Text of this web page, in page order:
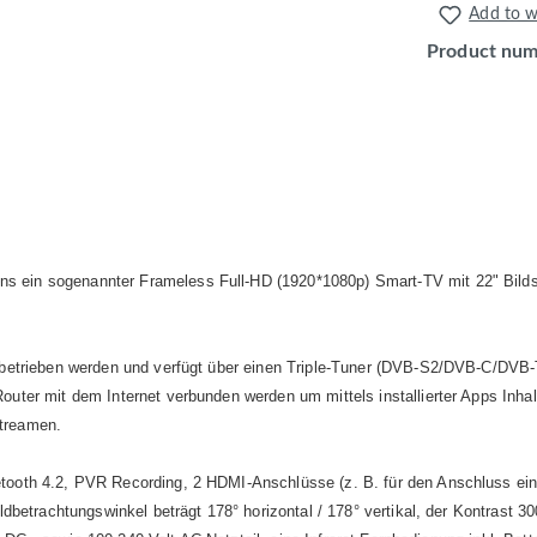
Add to
Product
ein sogenannter Frameless Full-HD (1920*1080p) Smart-TV mit 22"
werden und verfügt über einen Triple-Tuner (DVB-S2/DVB-C/
mit dem Internet verbunden werden um mittels installierter Apps
4.2, PVR Recording, 2 HDMI-Anschlüsse (z. B. für den Anschluss
beträgt 178° horizontal / 178° vertikal, der Kontrast